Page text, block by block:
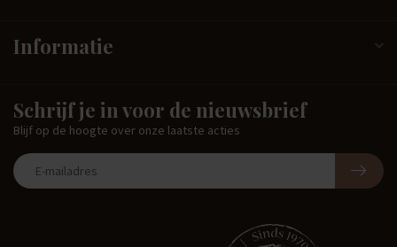
Informatie
Schrijf je in voor de nieuwsbrief
Blijf op de hoogte over onze laatste acties